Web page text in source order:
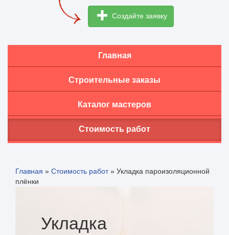
Создайте заявку
Главная
Строительные заказы
Каталог мастеров
Стоимость работ
Главная » Стоимость работ» Укладка пароизоляционной
плёнки
Укладка